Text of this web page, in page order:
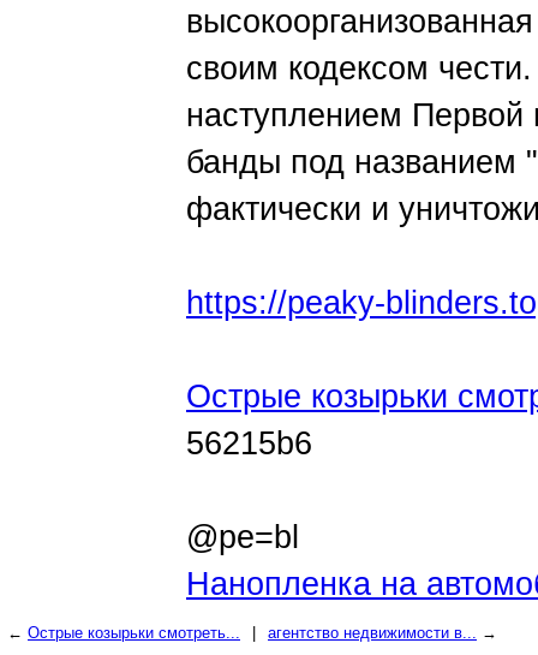
своим кодексом
наступлением Первой
банды под названием
фактически и
https://peaky-
Острые козырьки
56215b6
@pe=bl
Нанопленка на
← Острые козырьки смотреть... агентство недвижимости в... →